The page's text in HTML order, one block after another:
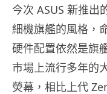
今次 ASUS 新推出
細機旗艦的風格，
硬件配置依然是旗
市場上流行多年的
熒幕，相比上代